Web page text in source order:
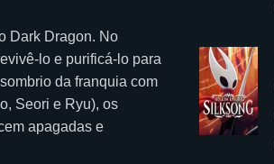
Dark Dragon. No
lo e purificá-lo para
da franquia com
Seori e Ryu), os
apagadas e